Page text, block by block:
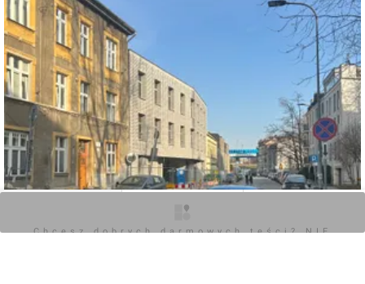
Chcesz dobrych darmowych teści? NIE